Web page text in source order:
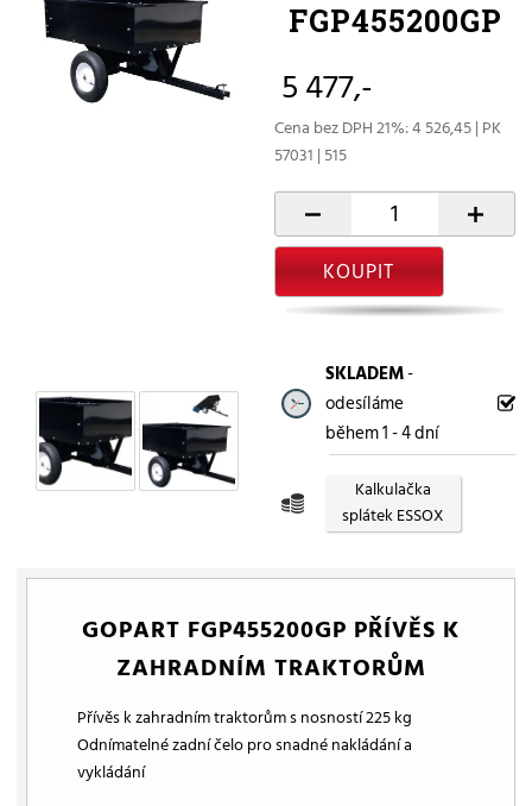
FGP455200GP
5 477,-
Cena bez DPH 21%: 4 526,45 | PK
57031 | 515
- +
KOUPIT
SKLADEM-
odesíláme
během 1 - 4 dní
Kalkulačka
splátek ESSOX
GOPART FGP455200GP PŘÍVĚS K
ZAHRADNÍM TRAKTORŮM
Přívěs k zahradním traktorům s nosností 225 kg
Odnímatelné zadní čelo pro snadné nakládání a
vykládání